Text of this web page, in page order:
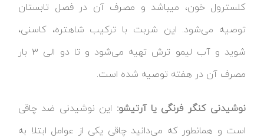
کلسترول خون، می‎باشد و مصرف آن در فصل تابستان
توصیه می‌شود. این شربت با ترکیب شاهتره، کاسنی،
شوید و آب لیمو ترش تهیه می‌شود و تا دو الی ۳ بار
مصرف آن در هفته توصیه شده است.
نوشیدنی کنگر فرنگی یا آرتیشو: این نوشیدنی ضد چاقی
است و همانطور که می‌دانید چاقی یکی از عوامل ابتلا به